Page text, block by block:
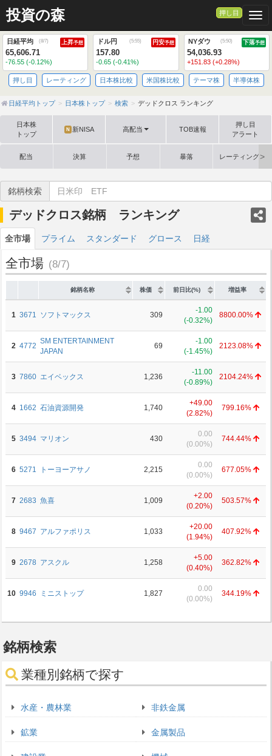
投資の森 押し目
日経平均 (8/7) 上昇予想
65,606.71
-76.55 (-0.12%)
ドル円 (5:55) 円安予想
157.80
-0.65 (-0.41%)
NYダウ (5:50) 下落予想
54,036.93
+151.83 (+0.28%)
押し目 レーティング 日本株比較 米国株比較 テーマ株 半導体株
日経平均トップ 日本株トップ 検索 デッドクロス ランキング
日本株
トップ
N 新NISA 高配当 TOB速報
押し目
アラート
配当 決算 予想 暴落 レーティング格
銘柄検索
デッドクロス銘柄 ランキング
全市場 プライム スタンダード グロース 日経
全市場 (8/7)
銘柄名称 株価 前日比(%) 増益率
1 3671 ソフトマックス 309
-1.00
(-0.32%)
8800.00%
2 4772
SM ENTERTAINMENT
JAPAN
69
-1.00
(-1.45%)
2123.08%
3 7860 エイベックス 1,236
-11.00
(-0.89%)
2104.24%
4 1662 石油資源開発 1,740
+49.00
(2.82%)
799.16%
5 3494 マリオン 430
0.00
(0.00%)
744.44%
6 5271 トーヨーアサノ 2,215
0.00
(0.00%)
677.05%
7 2683 魚喜 1,009
+2.00
(0.20%)
503.57%
8 9467 アルファポリス 1,033
+20.00
(1.94%)
407.92%
9 2678 アスクル 1,258
+5.00
(0.40%)
362.82%
10 9946 ミニストップ 1,827
0.00
(0.00%)
344.19%
銘柄検索
業種別銘柄で探す
水産・農林業
鉱業
非鉄金属
金属製品